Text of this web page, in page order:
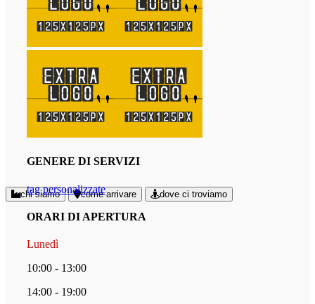
chi siamo come arrivare dove ci troviamo
GENERE DI SERVIZI
tag personalizzate
ORARI DI APERTURA
Lunedì
10:00 - 13:00
14:00 - 19:00